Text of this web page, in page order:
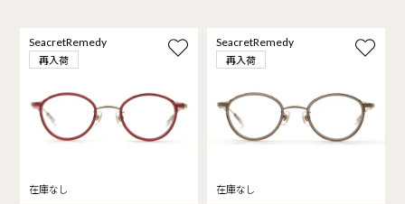
SeacretRemedy
再入荷
SeacretRemedy
再入荷